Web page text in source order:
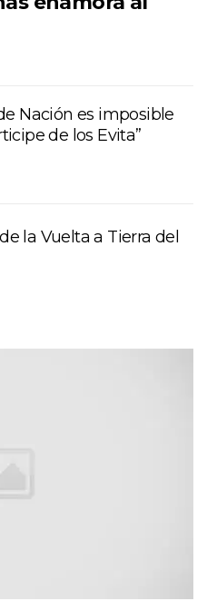
Nación es imposible
de los Evita”
la Vuelta a Tierra del